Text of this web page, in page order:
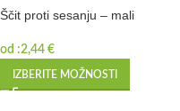
Ščit proti sesanju – mali
od :2,44 €
IZBERITE MOŽNOSTI